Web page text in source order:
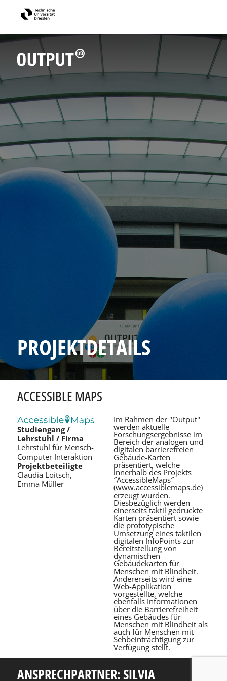
PROJEKTDETAILS
ACCESSIBLE MAPS
Studiengang /
Lehrstuhl / Firma
Lehrstuhl für Mensch-
Computer Interaktion
Projektbeteiligte
Claudia Loitsch,
Emma Müller
Im Rahmen der "Output"
werden aktuelle
Forschungsergebnisse im
Bereich der analogen und
digitalen barrierefreien
Gebäude-Karten
präsentiert, welche
innerhalb des Projekts
″AccessibleMaps″
(www.accessiblemaps.de)
erzeugt wurden.
Diesbezüglich werden
einerseits taktil gedruckte
Karten präsentiert sowie
die prototypische
Umsetzung eines taktilen
digitalen InfoPoints zur
Bereitstellung von
dynamischen
Gebäudekarten für
Menschen mit Blindheit.
Andererseits wird eine
Web-Applikation
vorgestellte, welche
ebenfalls Informationen
über die Barrierefreiheit
eines Gebäudes für
Menschen mit Blindheit als
auch für Menschen mit
Sehbeinträchtigung zur
Verfügung stellt.
ANSPRECHPARTNER: SILVIA